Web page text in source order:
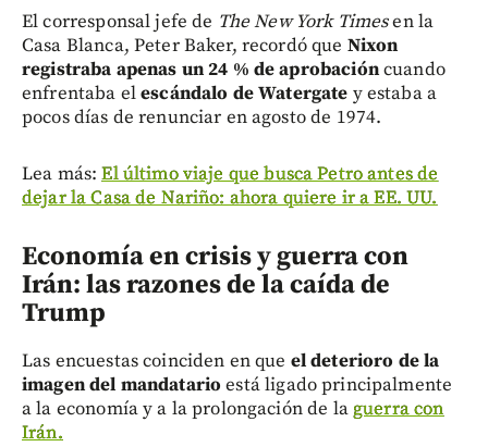
El corresponsal jefe de The New York Timesen la
Casa Blanca, Peter Baker, recordó que Nixon
registraba apenas un 24 % de aprobacióncuando
enfrentaba elescándalo de Watergate y estaba a
pocos días de renunciar en agosto de 1974.
Lea más:El último viaje que busca Petro antes de
dejar la Casa de Nariño: ahora quiere ir a EE. UU.
Economía en crisis y guerra con
Irán: las razones de la caída de
Trump
Las encuestas coinciden en que el deterioro de la
imagen del mandatarioestá ligado principalmente
a la economía y a la prolongación de laguerra con
Irán.